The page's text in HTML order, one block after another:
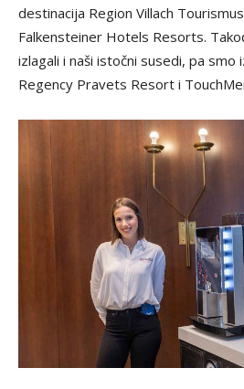
destinacija Region Villach
Falkensteiner Hotels Resorts.
izlagali i naši istočni susedi, pa
Regency Pravets Resort i